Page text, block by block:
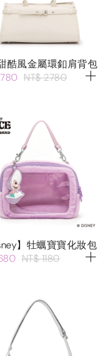
酷風金屬環釦肩背包
NT$ 2780
】牡蠣寶寶化妝包
NT$ 1180